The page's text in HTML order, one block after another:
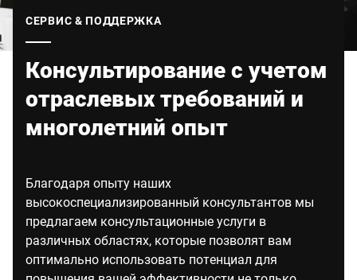
СЕРВИС & ПОДДЕРЖКА
Консультирование с учетом
отраслевых требований и
многолетний опыт
Благодаря опыту наших
высокоспециализированный консультантов мы
предлагаем консультационные услуги в
различных областях, которые позволят вам
оптимально использовать потенциал для